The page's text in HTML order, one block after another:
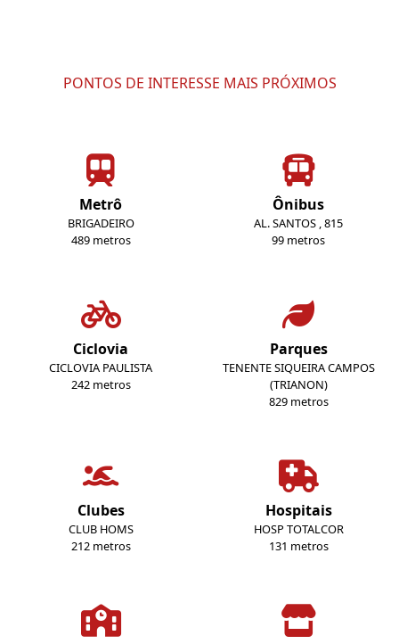
PONTOS DE INTERESSE MAIS PRÓXIMOS
Metrô
BRIGADEIRO
489 metros
Ônibus
AL. SANTOS , 815
99 metros
Ciclovia
CICLOVIA PAULISTA
242 metros
Parques
TENENTE SIQUEIRA CAMPOS
(TRIANON)
829 metros
Clubes
CLUB HOMS
212 metros
Hospitais
HOSP TOTALCOR
131 metros